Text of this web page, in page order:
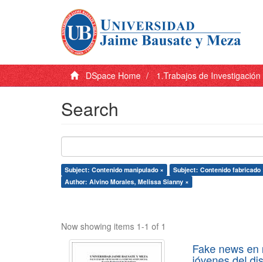
DSpace Home 1.Trabajos de
Search
Subject: Contenido manipulado × Subject: Contenido fabricado
Author: Alvino Morales, Melissa Sianny ×
Now showing items 1-1 of 1
Fake news